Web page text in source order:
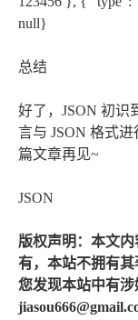
null}
总结
好了，JSON 初识
言与 JSON 格式
篇文章再见~
JSON
版权声明：本文
有，本站不拥有
您发现本站中有涉